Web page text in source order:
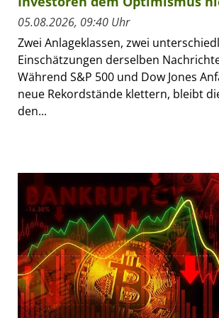
05.08.2026, 09:40 Uhr
Zwei Anlageklassen, zwei
Einschätzungen derselben
Während S&P 500 und Dow Jones
neue Rekordstände klettern, bleibt
den...